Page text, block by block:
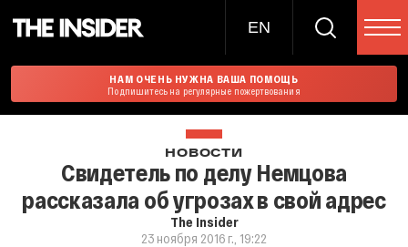
EN
НАМ ОЧЕНЬ НУЖНА ВАША ПОМОЩЬ
Подпишитесь на регулярные пожертвования
НОВОСТИ
Свидетель по делу Немцова
рассказала об угрозах в свой адрес
The Insider
23 ноября 2016 г., 19:22